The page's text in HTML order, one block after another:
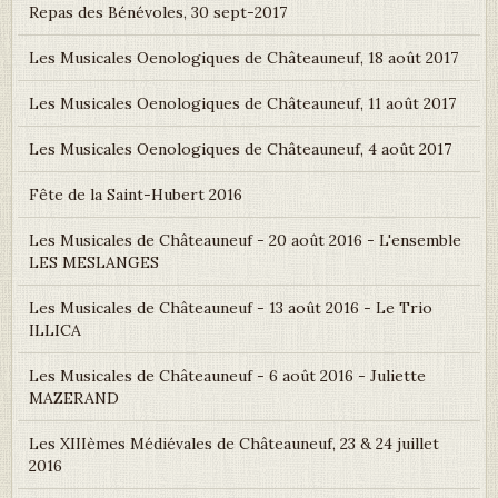
Repas des Bénévoles, 30 sept-2017
Les Musicales Oenologiques de Châteauneuf, 18 août 2017
Les Musicales Oenologiques de Châteauneuf, 11 août 2017
Les Musicales Oenologiques de Châteauneuf, 4 août 2017
Fête de la Saint-Hubert 2016
Les Musicales de Châteauneuf - 20 août 2016 - L'ensemble
LES MESLANGES
Les Musicales de Châteauneuf - 13 août 2016 - Le Trio
ILLICA
Les Musicales de Châteauneuf - 6 août 2016 - Juliette
MAZERAND
Les XIIIèmes Médiévales de Châteauneuf, 23 & 24 juillet
2016